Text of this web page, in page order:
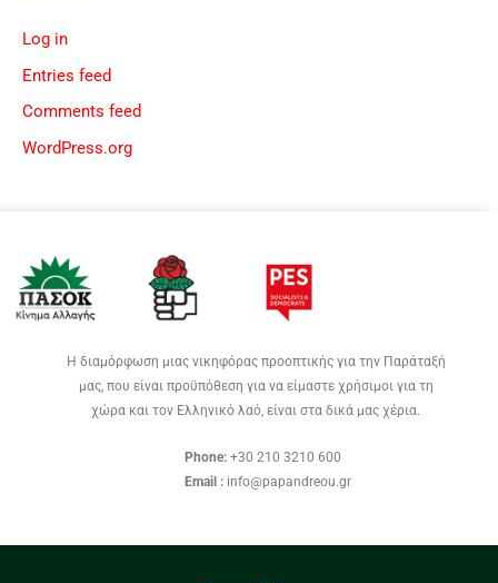
Log in
Entries feed
Comments feed
WordPress.org
Η διαμόρφωση μιας νικηφόρας προοπτικής για την Παράταξή
μας, που είναι προϋπόθεση για να είμαστε χρήσιμοι για τη
χώρα και τον Ελληνικό λαό, είναι στα δικά μας χέρια.
Phone: +30 210 3210 600
Email : info@papandreou.gr